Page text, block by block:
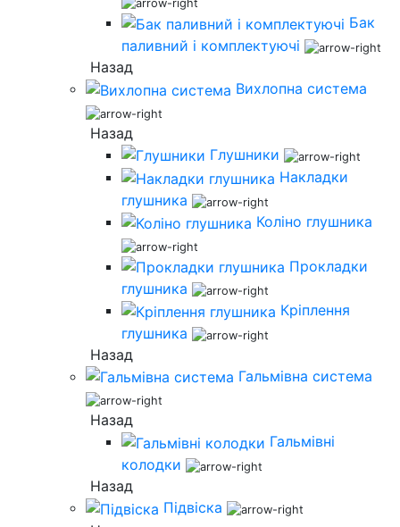
Бак
паливний і комплектуючі
Назад
Вихлопна система
Назад
Глушники
Накладки
глушника
Коліно глушника
Прокладки
глушника
Кріплення
глушника
Назад
Гальмівна система
Назад
Гальмівні
колодки
Назад
Підвіска